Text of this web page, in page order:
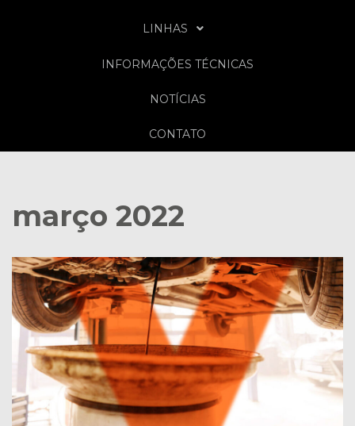
LINHAS
INFORMAÇÕES TÉCNICAS
NOTÍCIAS
CONTATO
março 2022